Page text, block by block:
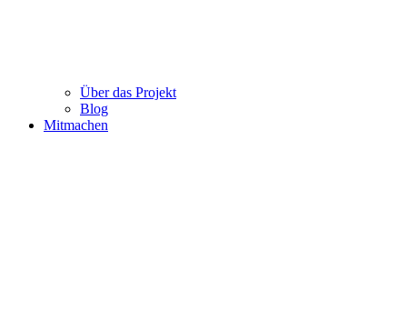
Über das Projekt
Blog
Mitmachen